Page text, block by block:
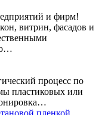
и фирм!
витрин, фасадов и
процесс по
пластиковых или